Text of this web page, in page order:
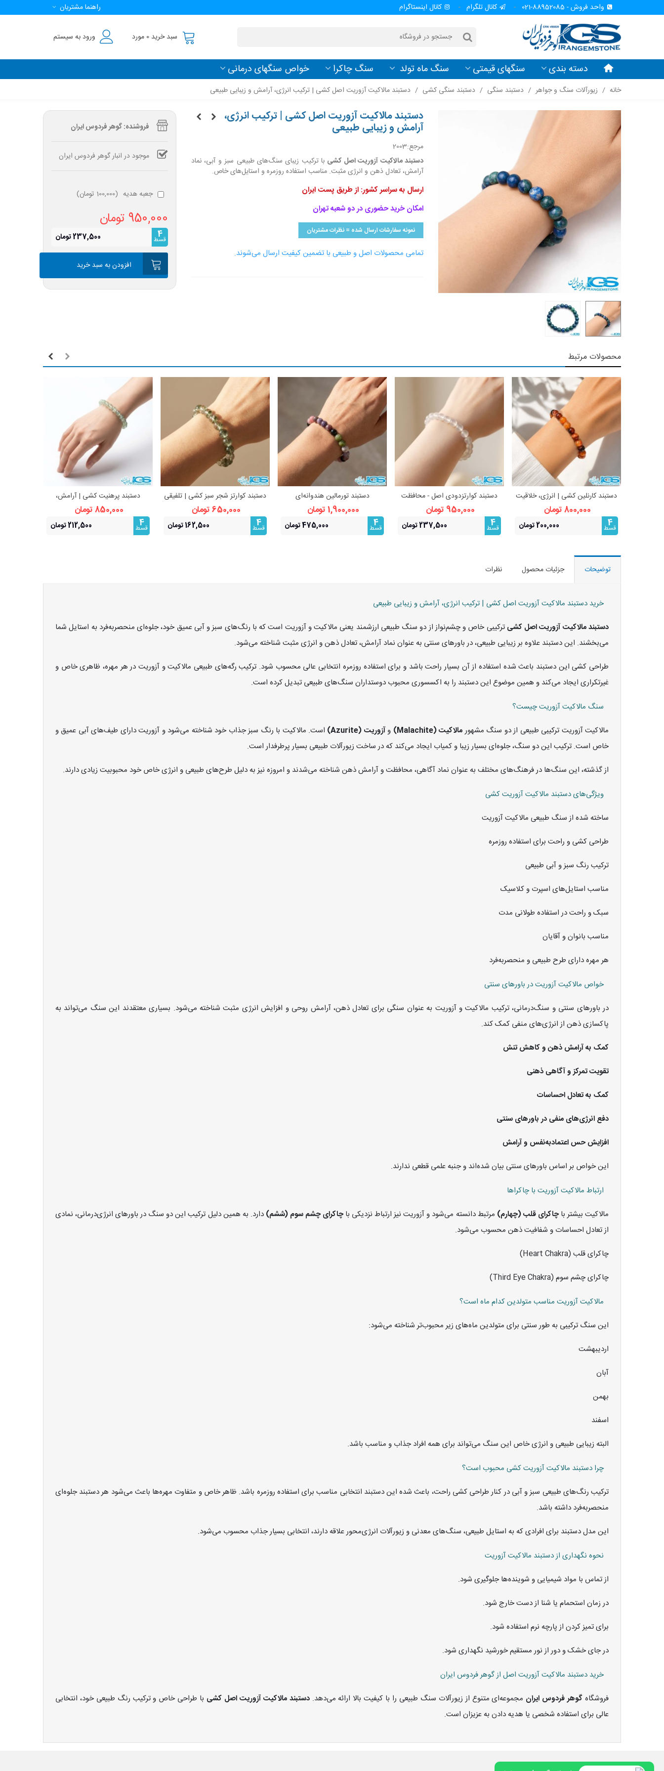
واحد فروش - 88952085-021 کانال تلگرام کانال اینستاگرام راهنما مشتریان
سبد خرید 0 مورد ورود به سیستم
دسته بندی سنگهای قیمتی سنگ ماه تولد سنگ چاکرا خواص سنگهای درمانی
خانه / زیورآلات سنگ و جواهر / دستبند سنگی / دستبند سنگی کشی / دستبند مالاکیت آزوریت اصل کشی | ترکیب انرژی، آرامش و زیبایی طبیعی
دستبند مالاکیت آزوریت اصل کشی | ترکیب انرژی،
آرامش و زیبایی طبیعی
مرجع:2003
دستبند مالاکیت آزوریت اصل کشی با ترکیب زیبای سنگ‌های طبیعی سبز و آبی، نماد
آرامش، تعادل ذهن و انرژی مثبت. مناسب استفاده روزمره و استایل‌های خاص.
ارسال به سراسر کشور: از طریق پست ایران
امکان خرید حضوری در دو شعبه تهران
نمونه سفارشات ارسال شده = نظرات مشتریان
تمامی محصولات اصل و طبیعی با تضمین کیفیت ارسال می‌شوند.
فروشنده: گوهر فردوس ایران
موجود در انبار گوهر فردوس ایران
جعبه هدیه (100,000 تومان )
950,000 تومان
4
قسط 237,500 تومان
افزودن به سبد خرید
محصولات مرتبط
مشاهده بیشتر
دستبند کارنلین کشی | انرژی، خلاقیت
و انگیزه
800,000 تومان
4
قسط 200,000 تومان
مشاهده بیشتر
دستبند کوارتزدودی اصل - محافظت
انرژی و رفع استرس
950,000 تومان
4
قسط 237,500 تومان
مشاهده بیشتر
دستبند تورمالین هندوانه‌ای
(واترملون) اصل کشی | سنگ عشق
1,900,000 تومان
4
قسط 475,000 تومان
مشاهده بیشتر
دستبند کوارتز شجر سبز کشی | تلفیقی
از انرژی و زیبایی طبیعی
650,000 تومان
4
قسط 162,500 تومان
مشاهده بیشتر
دستبند پرهنیت کشی | آرامش،
شفافیت ذهن و انرژی طبیعت
850,000 تومان
4
قسط 212,500 تومان
توضیحات جزئیات محصول نظرات
خرید دستبند مالاکیت آزوریت اصل کشی | ترکیب انرژی، آرامش و زیبایی طبیعی
دستبند مالاکیت آزوریت اصل کشی ترکیبی خاص و چشم‌نواز از دو سنگ طبیعی ارزشمند یعنی مالاکیت و آزوریت است که با رنگ‌های سبز و آبی عمیق خود، جلوه‌ای منحصربه‌فرد به استایل شما
می‌بخشند. این دستبند علاوه بر زیبایی طبیعی، در باورهای سنتی به عنوان نماد آرامش، تعادل ذهن و انرژی مثبت شناخته می‌شود.
طراحی کشی این دستبند باعث شده استفاده از آن بسیار راحت باشد و برای استفاده روزمره انتخابی عالی محسوب شود. ترکیب رگه‌های طبیعی مالاکیت و آزوریت در هر مهره، ظاهری خاص و
غیرتکراری ایجاد می‌کند و همین موضوع این دستبند را به اکسسوری محبوب دوستداران سنگ‌های طبیعی تبدیل کرده است.
سنگ مالاکیت آزوریت چیست؟
مالاکیت آزوریت ترکیبی طبیعی از دو سنگ مشهورمالاکیت (Malachite) وآزوریت (Azurite)
است. مالاکیت با رنگ سبز جذاب خود شناخته می‌شود و آزوریت دارای طیف‌های آبی عمیق و
خاص است. ترکیب این دو سنگ، جلوه‌ای بسیار زیبا و کمیاب ایجاد می‌کند که در ساخت زیورآلات طبیعی بسیار پرطرفدار است.
از گذشته، این سنگ‌ها در فرهنگ‌های مختلف به عنوان نماد آگاهی، محافظت و آرامش ذهن شناخته می‌شدند و امروزه نیز به دلیل طرح‌های طبیعی و انرژی خاص خود محبوبیت زیادی دارند.
ویژگی‌های دستبند مالاکیت آزوریت کشی
ساخته شده از سنگ طبیعی مالاکیت آزوریت
طراحی کشی و راحت برای استفاده روزمره
ترکیب رنگ سبز و آبی طبیعی
مناسب استایل‌های اسپرت و کلاسیک
سبک و راحت در استفاده طولانی مدت
مناسب بانوان و آقایان
هر مهره دارای طرح طبیعی و منحصربه‌فرد
خواص مالاکیت آزوریت در باورهای سنتی
در باورهای سنتی و سنگ‌درمانی، ترکیب مالاکیت و آزوریت به عنوان سنگی برای تعادل ذهن، آرامش روحی و افزایش انرژی مثبت شناخته می‌شود. بسیاری معتقدند این سنگ می‌تواند به
پاکسازی ذهن از انرژی‌های منفی کمک کند.
کمک به آرامش ذهن و کاهش تنش
تقویت تمرکز و آگاهی ذهنی
کمک به تعادل احساسات
دفع انرژی‌های منفی در باورهای سنتی
افزایش حس اعتمادبه‌نفس و آرامش
این خواص بر اساس باورهای سنتی بیان شده‌اند و جنبه علمی قطعی ندارند.
ارتباط مالاکیت آزوریت با چاکراها
مالاکیت بیشتر باچاکرای قلب (چهارم) مرتبط دانسته می‌شود و آزوریت نیز ارتباط نزدیکی با چاکرای چشم سوم (ششم) دارد. به همین دلیل ترکیب این دو سنگ در باورهای انرژی‌درمانی، نمادی
از تعادل احساسات و شفافیت ذهن محسوب می‌شود.
چاکرای قلب (Heart Chakra)
چاکرای چشم سوم (Third Eye Chakra)
مالاکیت آزوریت مناسب متولدین کدام ماه است؟
این سنگ ترکیبی به طور سنتی برای متولدین ماه‌های زیر محبوب‌تر شناخته می‌شود:
اردیبهشت
آبان
بهمن
اسفند
البته زیبایی طبیعی و انرژی خاص این سنگ می‌تواند برای همه افراد جذاب و مناسب باشد.
چرا دستبند مالاکیت آزوریت کشی محبوب است؟
ترکیب رنگ‌های طبیعی سبز و آبی در کنار طراحی کشی راحت، باعث شده این دستبند انتخابی مناسب برای استفاده روزمره باشد. ظاهر خاص و متفاوت مهره‌ها باعث می‌شود هر دستبند جلوه‌ای
منحصربه‌فرد داشته باشد.
این مدل دستبند برای افرادی که به استایل طبیعی، سنگ‌های معدنی و زیورآلات انرژی‌محور علاقه دارند، انتخابی بسیار جذاب محسوب می‌شود.
نحوه نگهداری از دستبند مالاکیت آزوریت
از تماس با مواد شیمیایی و شوینده‌ها جلوگیری شود.
در زمان استحمام یا شنا از دست خارج شود.
برای تمیز کردن از پارچه نرم استفاده شود.
در جای خشک و دور از نور مستقیم خورشید نگهداری شود.
خرید دستبند مالاکیت آزوریت اصل از گوهر فردوس ایران
فروشگاه گوهر فردوس ایران مجموعه‌ای متنوع از زیورآلات سنگ طبیعی را با کیفیت بالا ارائه می‌دهد.دستبند مالاکیت آزوریت اصل کشی با طراحی خاص و ترکیب رنگ طبیعی خود، انتخابی
عالی برای استفاده شخصی یا هدیه دادن به عزیزان است.